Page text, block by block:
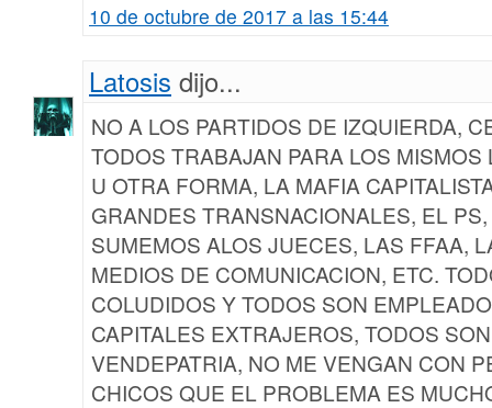
10 de octubre de 2017 a las 15:44
Latosis dijo...
NO A LOS PARTIDOS DE IZQUIERDA,
TODOS TRABAJAN PARA LOS
U OTRA FORMA, LA MAFIA
GRANDES TRANSNACIONALES, EL
SUMEMOS ALOS JUECES, LAS FFAA,
MEDIOS DE COMUNICACION, ETC.
COLUDIDOS Y TODOS SON
CAPITALES EXTRAJEROS, TODOS
VENDEPATRIA, NO ME VENGAN CON
CHICOS QUE EL PROBLEMA ES